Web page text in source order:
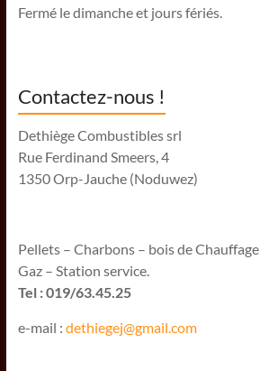
Fermé le dimanche et jours fériés.
Contactez-nous !
Dethiège Combustibles srl
Rue Ferdinand Smeers, 4
1350 Orp-Jauche (Noduwez)
Pellets – Charbons – bois de Chauffage
Gaz – Station service.
Tel : 019/63.45.25
e-mail : dethiegej@gmail.com